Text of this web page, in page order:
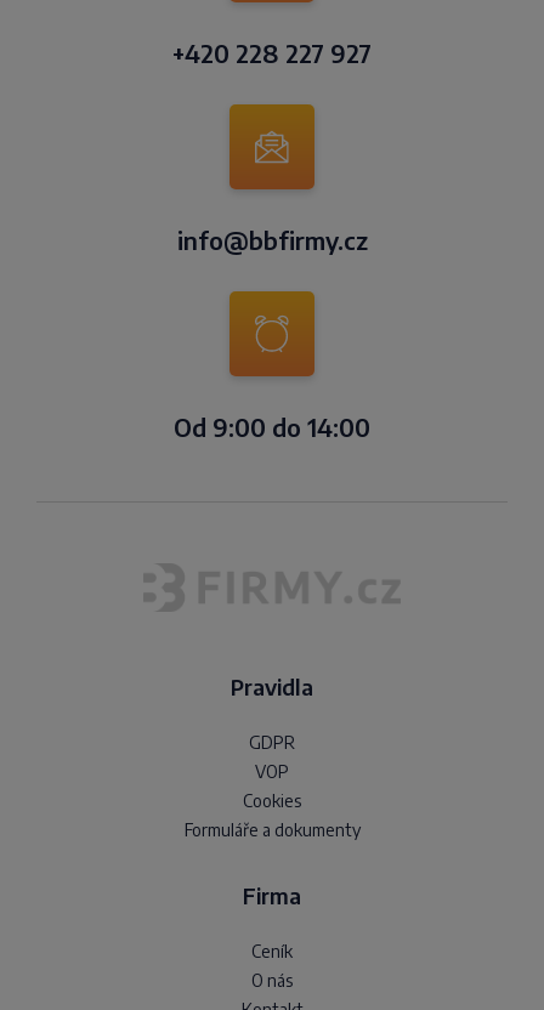
+420 228 227 927
info@bbfirmy.cz
Od 9:00 do 14:00
Pravidla
GDPR
VOP
Cookies
Formuláře a dokumenty
Firma
Ceník
O nás